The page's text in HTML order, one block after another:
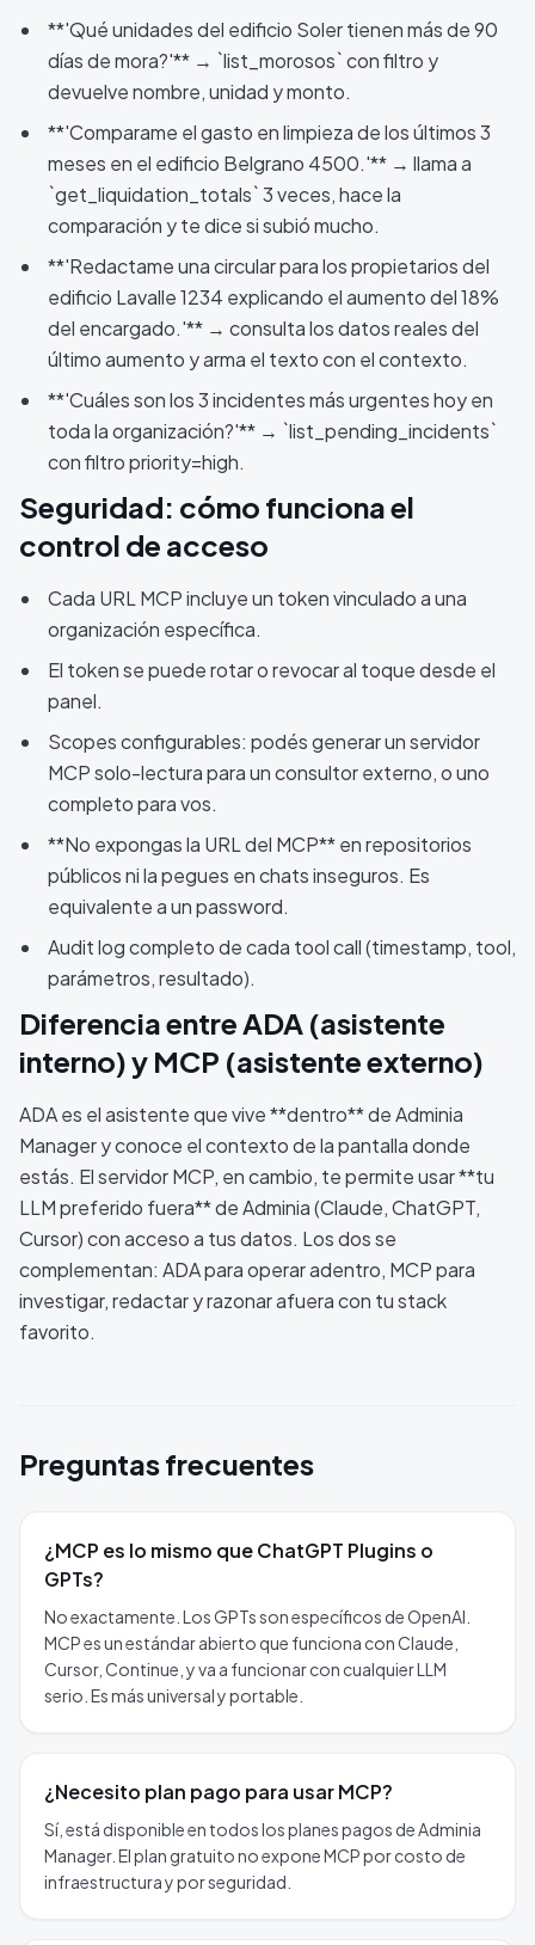
**'Qué unidades del edificio Soler tienen más de 90
días de mora?'** → `list_morosos` con filtro y
devuelve nombre, unidad y monto.
**'Comparame el gasto en limpieza de los últimos 3
meses en el edificio Belgrano 4500.'** → llama a
`get_liquidation_totals` 3 veces, hace la
comparación y te dice si subió mucho.
**'Redactame una circular para los propietarios del
edificio Lavalle 1234 explicando el aumento del 18%
del encargado.'** → consulta los datos reales del
último aumento y arma el texto con el contexto.
**'Cuáles son los 3 incidentes más urgentes hoy en
toda la organización?'** → `list_pending_incidents`
con filtro priority=high.
Seguridad: cómo funciona el
control de acceso
Cada URL MCP incluye un token vinculado a una
organización específica.
El token se puede rotar o revocar al toque desde el
panel.
Scopes configurables: podés generar un servidor
MCP solo-lectura para un consultor externo, o uno
completo para vos.
**No expongas la URL del MCP** en repositorios
públicos ni la pegues en chats inseguros. Es
equivalente a un password.
Audit log completo de cada tool call (timestamp, tool,
parámetros, resultado).
Diferencia entre ADA (asistente
interno) y MCP (asistente externo)
ADA es el asistente que vive **dentro** de Adminia
Manager y conoce el contexto de la pantalla donde
estás. El servidor MCP, en cambio, te permite usar **tu
LLM preferido fuera** de Adminia (Claude, ChatGPT,
Cursor) con acceso a tus datos. Los dos se
complementan: ADA para operar adentro, MCP para
investigar, redactar y razonar afuera con tu stack
favorito.
Preguntas frecuentes
¿MCP es lo mismo que ChatGPT Plugins o
GPTs?
No exactamente. Los GPTs son específicos de OpenAI.
MCP es un estándar abierto que funciona con Claude,
Cursor, Continue, y va a funcionar con cualquier LLM
serio. Es más universal y portable.
¿Necesito plan pago para usar MCP?
Sí, está disponible en todos los planes pagos de Adminia
Manager. El plan gratuito no expone MCP por costo de
infraestructura y por seguridad.